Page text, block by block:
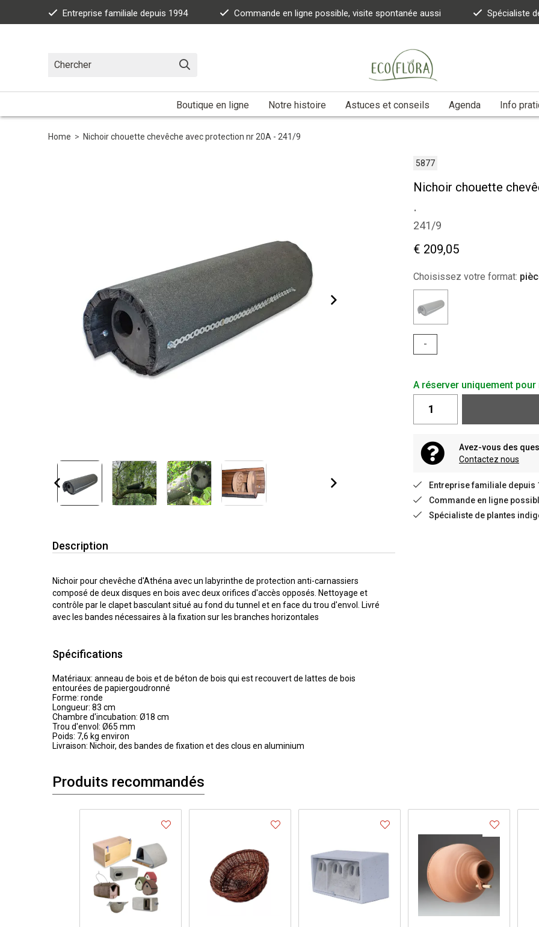
Entreprise familiale depuis 1994 Commande en ligne possible, visite spontanée aussi Spécialiste
Boutique en ligne Notre histoire Astuces et conseils Agenda Info
Home > Nichoir chouette chevêche avec protection nr 20A - 241/9
5877
Nichoir chouette
.
241/9
€ 209,05
Choisissez votre format:
-
A réserver uniquement
Avez-vous des
Contactez nous
Entreprise familiale depuis
Commande en ligne
Spécialiste de plantes
Description
Nichoir pour chevêche d'Athéna avec un labyrinthe de protection anti-carnassiers
composé de deux disques en bois avec deux orifices d'accès opposés. Nettoyage et
contrôle par le clapet basculant situé au fond du tunnel et en face du trou d'envol. Livré
avec les bandes nécessaires à la fixation sur les branches horizontales
Spécifications
Matériaux: anneau de bois et de béton de bois qui est recouvert de lattes de bois
entourées de papiergoudronné
Forme: ronde
Longueur: 83 cm
Chambre d'incubation: Ø18 cm
Trou d'envol: Ø65 mm
Poids: 7,6 kg environ
Livraison: Nichoir, des bandes de fixation et des clous en aluminium
Produits recommandés